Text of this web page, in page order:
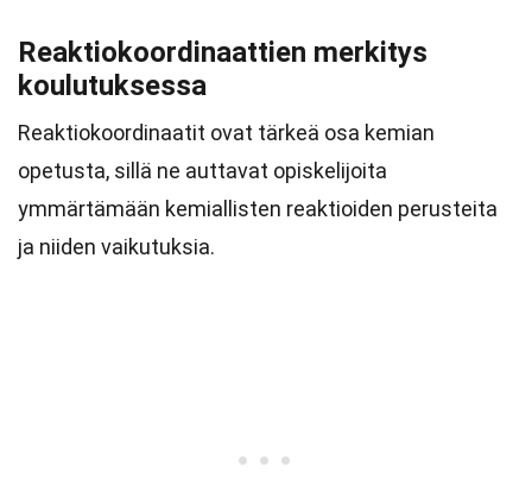
Reaktiokoordinaattien merkitys
koulutuksessa
Reaktiokoordinaatit ovat tärkeä osa kemian
opetusta, sillä ne auttavat opiskelijoita
ymmärtämään kemiallisten reaktioiden perusteita
ja niiden vaikutuksia.